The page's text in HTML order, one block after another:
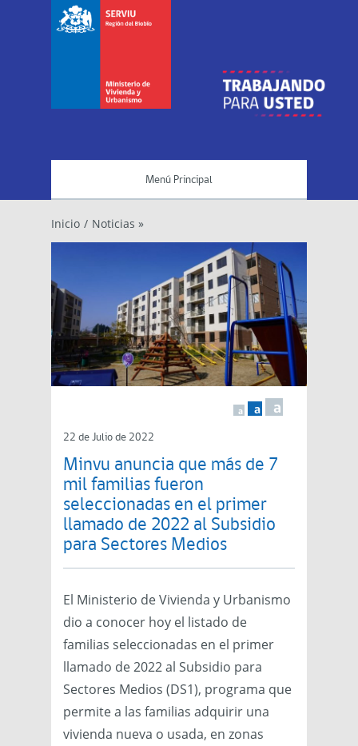
Menú Principal
Inicio / Noticias »
a a a
22 de Julio de 2022
Minvu anuncia que más de 7
mil familias fueron
seleccionadas en el primer
llamado de 2022 al Subsidio
para Sectores Medios
El Ministerio de Vivienda y Urbanismo
dio a conocer hoy el listado de
familias seleccionadas en el primer
llamado de 2022 al Subsidio para
Sectores Medios (DS1), programa que
permite a las familias adquirir una
vivienda nueva o usada, en zonas